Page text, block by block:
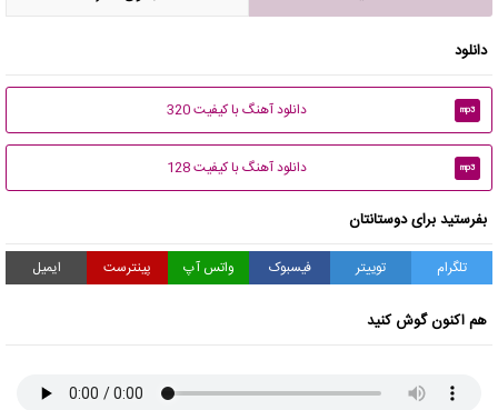
دانلود
mp3 دانلود آهنگ با کیفیت 320
mp3 دانلود آهنگ با کیفیت 128
بفرستید برای دوستانتان
تلگرام توییتر فیسبوک واتس آپ پینترست ایمیل
هم اکنون گوش کنید